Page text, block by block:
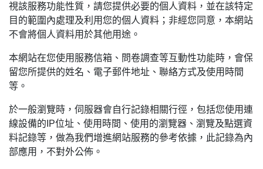
視該服務功能性質，請您提供必要的個人資料，並在該特定
目的範圍內處理及利用您的個人資料；非經您同意，本網站
不會將個人資料用於其他用途。
本網站在您使用服務信箱、問卷調查等互動性功能時，會保
留您所提供的姓名、電子郵件地址、聯絡方式及使用時間
等。
於一般瀏覽時，伺服器會自行記錄相關行徑，包括您使用連
線設備的IP位址、使用時間、使用的瀏覽器、瀏覽及點選資
料記錄等，做為我們增進網站服務的參考依據，此記錄為內
部應用，不對外公佈。